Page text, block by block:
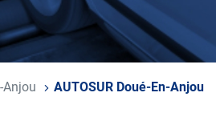
Anjou AUTOSUR Doué-En-Anjou